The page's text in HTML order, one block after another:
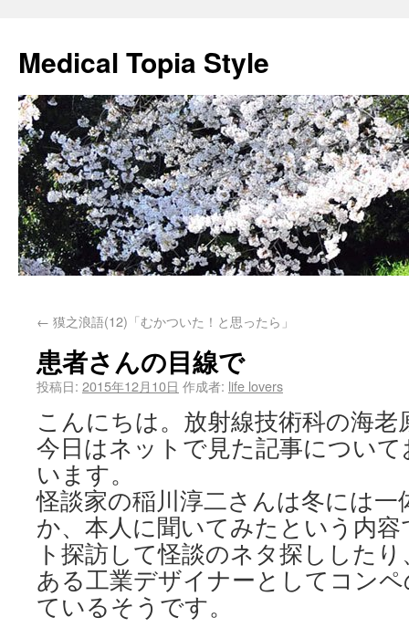
Medical Topia Style
← 獏之浪語(12)「むかついた！と思ったら」
患者さんの目線で
投稿日: 2015年12月10日 作成者: life lovers
こんにちは。放射線技術科の海老
今日はネットで見た記事につい
います。
怪談家の稲川淳二さんは冬には
か、本人に聞いてみたという内
ト探訪して怪談のネタ探しした
ある工業デザイナーとしてコン
ているそうです。